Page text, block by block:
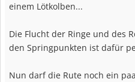
einem Lötkolben...
Die Flucht der Ringe und des
den Springpunkten ist dafür
Nun darf die Rute noch ein